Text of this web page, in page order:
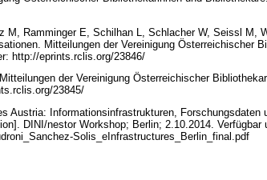
M, Ramminger E, Schilhan L, Schlacher W, Seissl M,
Mitteilungen der Vereinigung Österreichischer
http://eprints.rclis.org/23846/
der Vereinigung Österreichischer
23845/
Austria: Informationsinfrastrukturen, Forschungsdaten
DINI/nestor Workshop; Berlin; 2.10.2014. Verfügbar
Solis_eInfrastructures_Berlin_final.pdf